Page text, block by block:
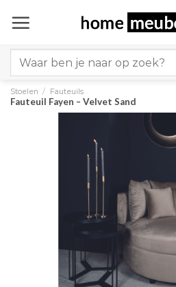
naar
for:
Stoelen / Fauteuils
Fauteuil Fayen – Velvet Sand